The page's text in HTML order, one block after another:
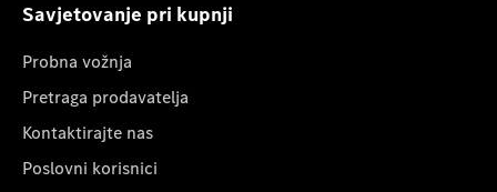
Savjetovanje pri kupnji
Probna vožnja
Pretraga prodavatelja
Kontaktirajte nas
Poslovni korisnici